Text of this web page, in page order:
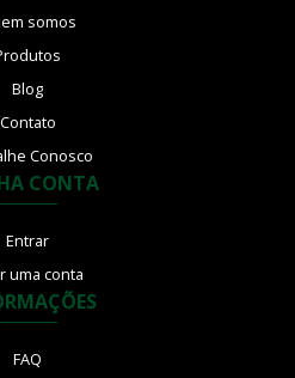
somos
Blog
Contato
Conosco
CONTA
Entrar
uma conta
FAQ